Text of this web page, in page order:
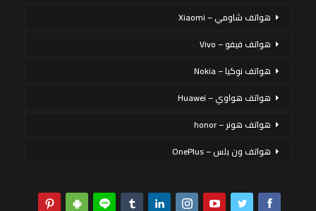
هواتف شاومي – Xiaomi
هواتف فيفو – Vivo
هواتف نوكيا – Nokia
هواتف هواوي – Huawei
هواتف هونر – honor
هواتف ون بلس – OnePlus